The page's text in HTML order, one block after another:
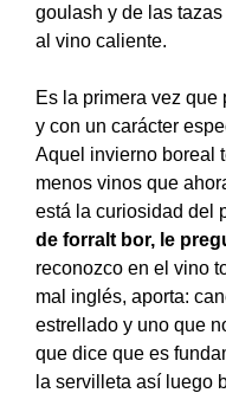
goulash y de las
al vino caliente.
Es la primera vez
y con un carácter
Aquel invierno boreal
menos vinos que
está la curiosidad del
de forralt bor, le
reconozco en el vino
mal inglés, aporta:
estrellado y uno que
que dice que es
la servilleta así luego